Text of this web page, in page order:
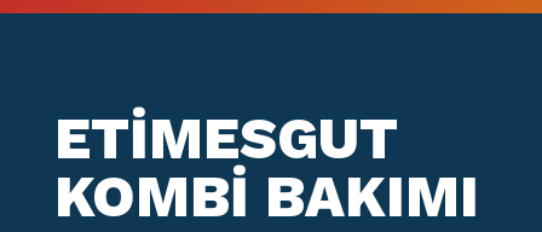
ETİMESGUT
KOMBİ BAKIMI